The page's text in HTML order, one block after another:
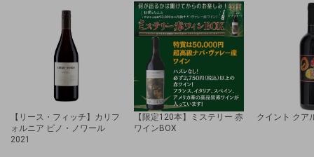
【リース・フィッチ】カリフ
ォルニア ピノ・ノワール
2021
【限定120本】ミステリー 赤
ワインBOX
クイント クア